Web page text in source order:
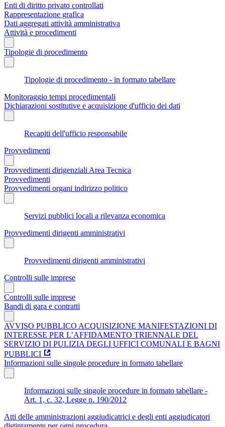
Enti di diritto privato controllati
Rappresentazione grafica
Dati aggregati attività amministrativa
Attività e procedimenti
Tipologie di procedimento
Tipologie di procedimento - in formato tabellare
Monitoraggio tempi procedimentali
Dichiarazioni sostitutive e acquisizione d'ufficio dei dati
Recapiti dell'ufficio responsabile
Provvedimenti
Provvedimenti dirigenziali Area Tecnica
Provvedimenti
Provvedimenti organi indirizzo politico
Servizi pubblici locali a rilevanza economica
Provvedimenti dirigenti amministrativi
Provvedimenti dirigenti amministrativi
Controlli sulle imprese
Controlli sulle imprese
Bandi di gara e contratti
AVVISO PUBBLICO ACQUISIZIONE MANIFESTAZIONI DI
INTERESSE PER L’AFFIDAMENTO TRIENNALE DEL
SERVIZIO DI PULIZIA DEGLI UFFICI COMUNALI E BAGNI
PUBBLICI
Informazioni sulle singole procedure in formato tabellare
Informazioni sulle singole procedure in formato tabellare -
Art. 1, c. 32, Legge n. 190/2012
Atti delle amministrazioni aggiudicatrici e degli enti aggiudicatori